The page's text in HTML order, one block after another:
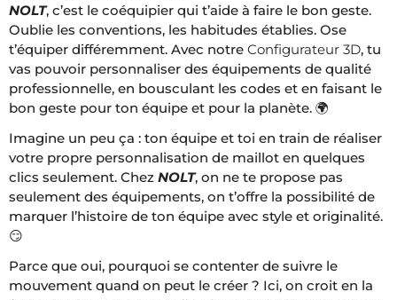
NOLT, c’est le coéquipier qui t’aide à faire le bon geste.
Oublie les conventions, les habitudes établies. Ose
t’équiper différemment. Avec notre Configurateur 3D, tu
vas pouvoir personnaliser des équipements de qualité
professionnelle, en bousculant les codes et en faisant le
bon geste pour ton équipe et pour la planète. 🌍
Imagine un peu ça : ton équipe et toi en train de réaliser
votre propre personnalisation de maillot en quelques
clics seulement. Chez NOLT, on ne te propose pas
seulement des équipements, on t’offre la possibilité de
marquer l’histoire de ton équipe avec style et originalité.
😏
Parce que oui, pourquoi se contenter de suivre le
mouvement quand on peut le créer ? Ici, on croit en la